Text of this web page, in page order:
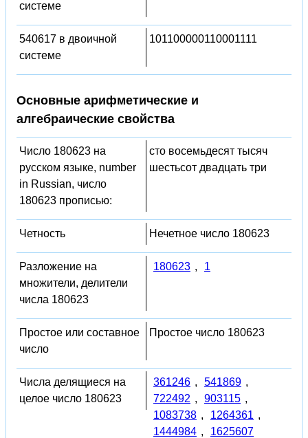
системе
540617 в двоичной
системе
101100000110001111
Основные арифметические и
алгебраические свойства
Число 180623 на
русском языке, number
in Russian, число
180623 прописью:
сто восемьдесят тысяч
шестьсот двадцать три
Четность Нечетное число 180623
Разложение на
множители, делители
числа 180623
180623 , 1
Простое или составное
число
Простое число 180623
Числа делящиеся на
целое число 180623
361246 , 541869 ,
722492 , 903115 ,
1083738 , 1264361 ,
1444984 , 1625607